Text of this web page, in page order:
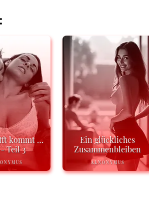
kommt …
Teil 3
Ein glückliches
Zusammenbleiben
ALNONYMUS